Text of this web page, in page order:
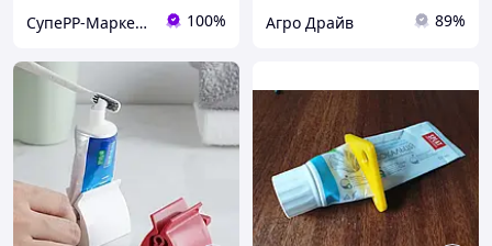
СупеРР-Маркет Корисних Товарів 100% Агро Драйв 89%